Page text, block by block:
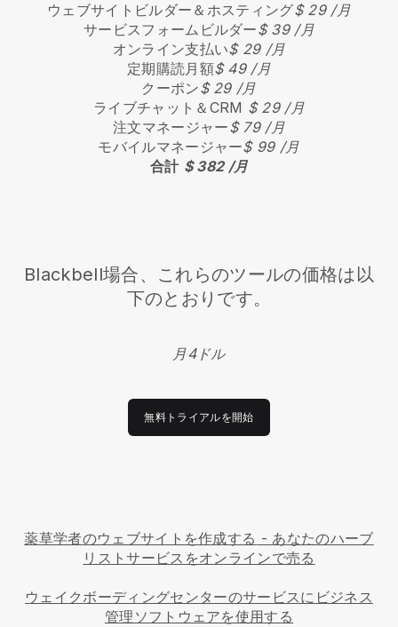
ウェブサイトビルダー＆ホスティング$ 29 /月
サービスフォームビルダー$ 39 /月
オンライン支払い$ 29 /月
定期購読月額$ 49 /月
クーポン$ 29 /月
ライブチャット＆CRM $ 29 /月
注文マネージャー$ 79 /月
モバイルマネージャー$ 99 /月
合計 $ 382 /月
Blackbell場合、これらのツールの価格は以
下のとおりです。
月4ドル
無料トライアルを開始
薬草学者のウェブサイトを作成する - あなたのハーブ
リストサービスをオンラインで売る
ウェイクボーディングセンターのサービスにビジネス
管理ソフトウェアを使用する